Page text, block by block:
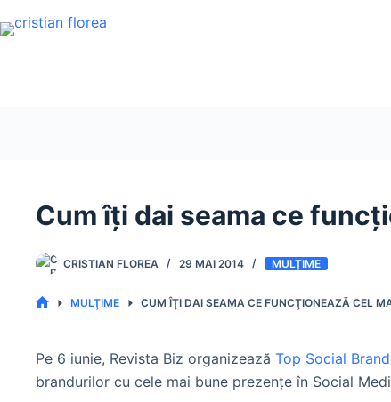
la
Cum îţi dai seama ce
CRISTIAN FLOREA 29 MAI 2014 MULŢIME
MULŢIME CUM ÎŢI DAI SEAMA CE FUNCŢIONEAZĂ CEL
Pe 6 iunie, Revista Biz organizează Top Social
brandurilor cu cele mai bune prezenţe în Social